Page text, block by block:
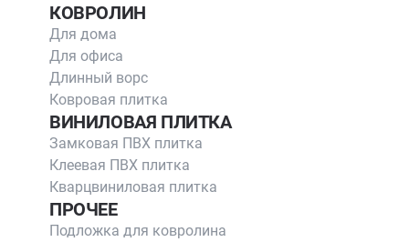
КОВРОЛИН
Для дома
Для офиса
Длинный ворс
Ковровая плитка
ВИНИЛОВАЯ ПЛИТКА
Замковая ПВХ плитка
Клеевая ПВХ плитка
Кварцвиниловая плитка
ПРОЧЕЕ
Подложка для ковролина